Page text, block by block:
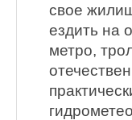
свое
ездить на
метро,